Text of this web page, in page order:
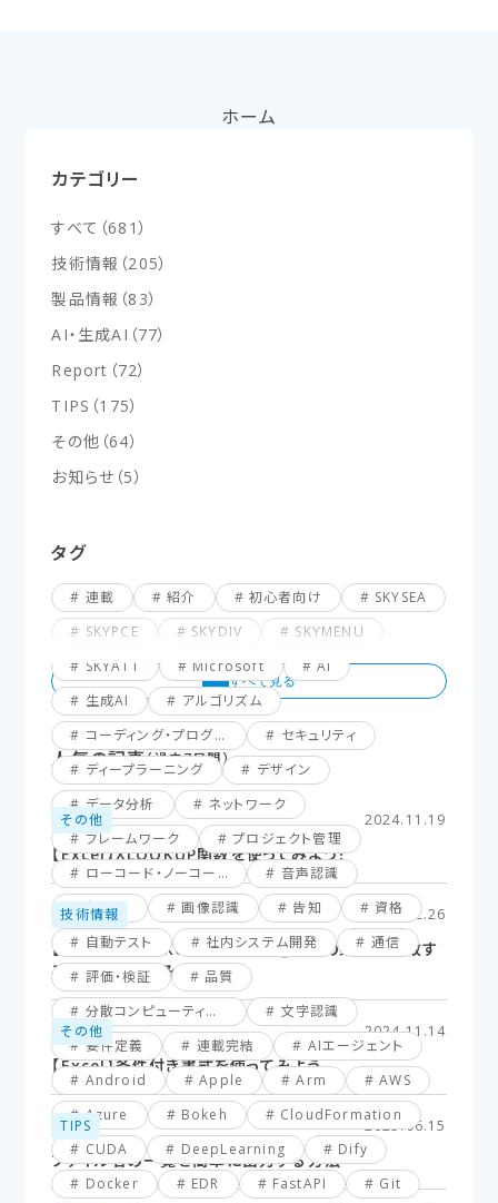
ホーム
カテゴリー
すべて （681）
技術情報 （205）
製品情報 （83）
AI・生成AI （77）
Report （72）
TIPS （175）
その他 （64）
お知らせ （5）
タグ
連載 紹介 初心者向け
SKYSEA
SKYPCE
SKYDIV
SKYMENU
SKYATT
Microsoft
AI
生成AI
アルゴリズム
コーディング・プログラミング
セキュリティ
ディープラーニング
デザイン
データ分析
ネットワーク
フレームワーク
プロジェクト管理
ローコード・ノーコード
音声認識
仮想化
画像認識 告知
資格
自動テスト
社内システム開発
通信
評価・検証
品質
分散コンピューティング
文字認識
要件定義
連載完結
AIエージェント
Android
Apple Arm
AWS
Azure
Bokeh
CloudFormation
CUDA
DeepLearning
Dify
Docker
EDR FastAPI
Git
人気の記事（過去7日間）
その他 2024.11.19
【Excel】XLOOKUP関数を使ってみよう！
技術情報 2025.02.26
【Excel】XLOOKUP関数応用編_複数の条件に一致す
るセルを探してみよう！
その他 2024.11.14
【Excel】条件付き書式を使ってみよう
TIPS 2025.06.15
ファイル名の一覧を簡単に出力する方法